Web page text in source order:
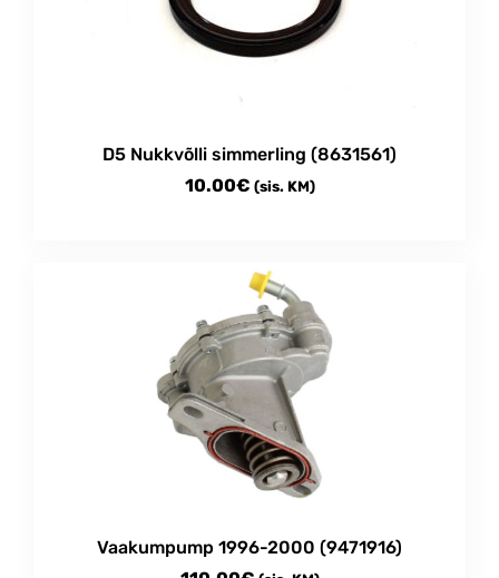
D5 Nukkvõlli simmerling (8631561)
10.00€ (sis. KM)
Vaakumpump 1996-2000 (9471916)